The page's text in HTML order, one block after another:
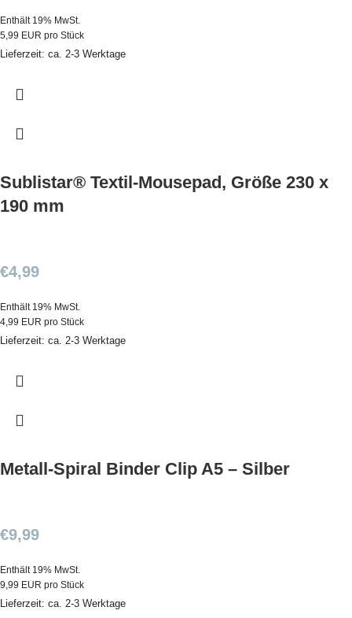
Enthält 19% MwSt.
5,99 EUR pro Stück
Lieferzeit: ca. 2-3 Werktage
Sublistar® Textil-Mousepad, Größe 230 x
190 mm
€4,99
Enthält 19% MwSt.
4,99 EUR pro Stück
Lieferzeit: ca. 2-3 Werktage
Metall-Spiral Binder Clip A5 – Silber
€9,99
Enthält 19% MwSt.
9,99 EUR pro Stück
Lieferzeit: ca. 2-3 Werktage